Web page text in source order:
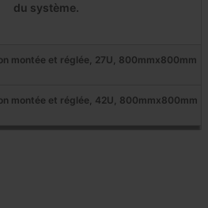
du système.
montée et réglée, 27U, 800mmx800mm
montée et réglée, 42U, 800mmx800mm